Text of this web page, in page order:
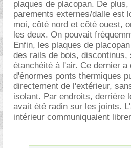
plaques de placopan. De
parements externes/dalle est
moi, côté nord et côté ouest,
les deux. On pouvait
Enfin, les plaques de
des rails de bois, discontinus,
étanchéité à l'air. Ce dernier
d'énormes ponts thermiques
directement de l'extérieur,
isolant. Par endroits, derrière
avait été radin sur les joints.
intérieur communiquaient